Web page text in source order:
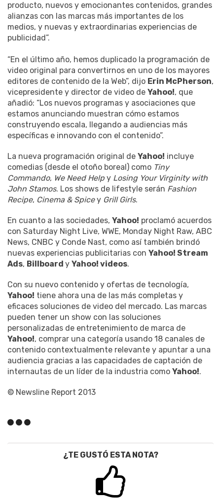
producto, nuevos y emocionantes contenidos, grandes
alianzas con las marcas más importantes de los
medios, y nuevas y extraordinarias experiencias de
publicidad”.
“En el último año, hemos duplicado la programación de
video original para convertirnos en uno de los mayores
editores de contenido de la Web”, dijo Erin McPherson,
vicepresidente y director de video de Yahoo!, que
añadió: “Los nuevos programas y asociaciones que
estamos anunciando muestran cómo estamos
construyendo escala, llegando a audiencias más
específicas e innovando con el contenido”.
La nueva programación original de Yahoo! incluye
comedias (desde el otoño boreal) como Tiny
Commando, We Need Help y Losing Your Virginity with
John Stamos. Los shows de lifestyle serán Fashion
Recipe, Cinema & Spicey Grill Girls.
En cuanto a las sociedades, Yahoo! proclamó acuerdos
con Saturday Night Live, WWE, Monday Night Raw, ABC
News, CNBC y Conde Nast, como así también brindó
nuevas experiencias publicitarias con Yahoo! Stream
Ads, Billboard y Yahoo! videos.
Con su nuevo contenido y ofertas de tecnología,
Yahoo! tiene ahora una de las más completas y
eficaces soluciones de video del mercado. Las marcas
pueden tener un show con las soluciones
personalizadas de entretenimiento de marca de
Yahoo!, comprar una categoría usando 18 canales de
contenido contextualmente relevante y apuntar a una
audiencia gracias a las capacidades de captación de
internautas de un líder de la industria como Yahoo!.
© Newsline Report 2013
¿TE GUSTÓ ESTA NOTA?